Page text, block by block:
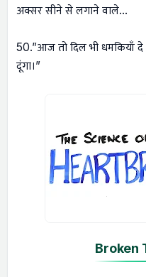
अक्सर सीने से लगाने वाले…
50.”आज तो दिल भी धमकियाँ दे
दूंगा।”
Broken